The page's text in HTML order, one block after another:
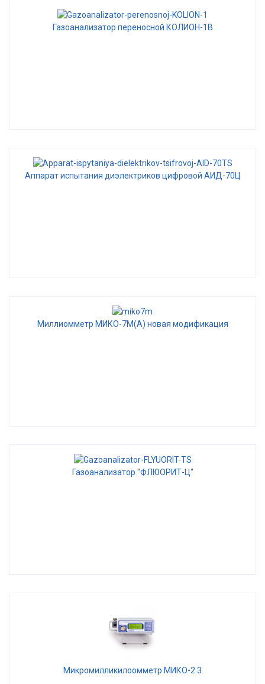
Газоанализатор переносной КОЛИОН-1В
Аппарат испытания диэлектриков цифровой АИД-70Ц
Миллиомметр МИКО-7М(А) новая модификация
Газоанализатор "ФЛЮОРИТ-Ц"
Микромилликилоомметр МИКО-2.3